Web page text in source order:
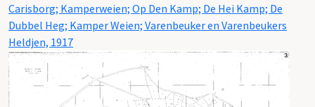
Carisborg; Kamperweien; Op Den Kamp; De Hei Kamp; De
Dubbel Heg; Kamper Weien; Varenbeuker en Varenbeukers
Heldjen, 1917